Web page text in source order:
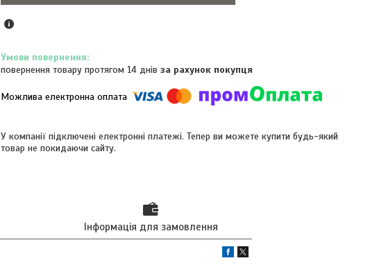
повернення товару протягом 14 днів за рахунок покупця
У компанії підключені електронні платежі. Тепер ви можете купити будь-який
товар не покидаючи сайту.
Інформація для замовлення